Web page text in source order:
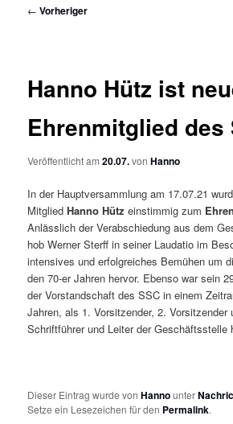
Beitragsnavigation
← Vorheriger
Hanno Hütz ist
Ehrenmitglied des
Veröffentlicht am20.07.vonHanno
In der Hauptversammlung am 17.07.21
MitgliedHanno Hütz einstimmig zum
Anlässlich der Verabschiedung aus dem
hob Werner Sterff in seiner Laudatio im
intensives und erfolgreiches Bemühen um
den 70-er Jahren hervor. Ebenso war sein
der Vorstandschaft des SSC in einem
Jahren, als 1. Vorsitzender, 2. Vorsitzender
Schriftführer und Leiter der Geschäftsstelle
Dieser Eintrag wurde vonHannounter
Setze ein Lesezeichen für den Permalink.